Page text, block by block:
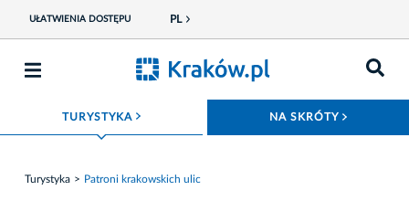
UŁATWIENIA DOSTĘPU PL
TURYSTYKA ROZWIŃ MENU NA SKRÓTY
Turystyka Patroni krakowskich ulic